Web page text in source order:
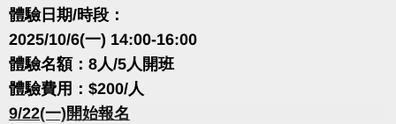
•蘆洲、淡水、林口、大安運動中心授課
•六角飛輪 授課
•WORLDGYM 授課
•聚廠健身中心 授課
體驗日期/時段：
2025/10/6(一) 14:00-16:00
體驗名額：8人/5人開班
體驗費用：$200/人
9/22(一)開始報名